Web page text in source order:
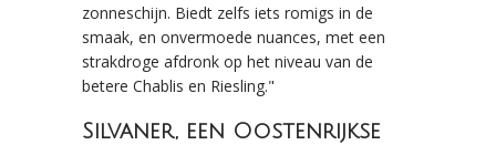
zonneschijn. Biedt zelfs iets romigs in de
smaak, en onvermoede nuances, met een
strakdroge afdronk op het niveau van de
betere Chablis en Riesling."
Silvaner, een Oostenrijkse